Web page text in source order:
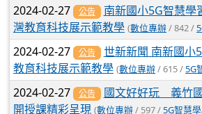
2024-02-27 公告
南新國小5G智慧學
灣教育科技展示範教學 (數位專辦/ 842 /
2024-02-27 公告
世新新聞 南新國小
教育科技展示範教學 (數位專辦/ 615 /5G
2024-02-27 公告
國文好好玩 義竹
開授課精彩呈現 (數位專辦/ 597 /5G智慧